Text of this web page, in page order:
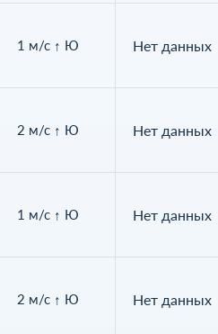
1 м/с ↑ Ю Нет данных
2 м/с ↑ Ю Нет данных
1 м/с ↑ Ю Нет данных
2 м/с ↑ Ю Нет данных